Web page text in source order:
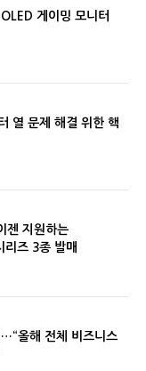
게이밍 모니터
열 문제 해결 위한 핵
젠 지원하는
리즈 3종 발매
올해 전체 비즈니스